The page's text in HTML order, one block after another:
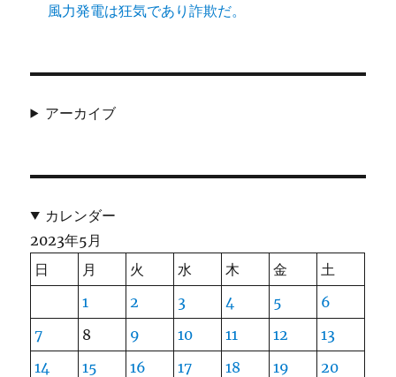
風力発電は狂気であり詐欺だ。
アーカイブ
カレンダー
2023年5月
日
月 火 水 木 金
土
1
2 3 4 5
6
7
8 9 10 11 12
13
14
15 16 17 18 19
20